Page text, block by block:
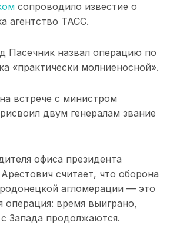
сопроводило известие о
агентство ТАСС.
Пасечник назвал операцию по
«практически молниеносной».
встрече с министром
двум генералам звание
офиса президента
считает, что оборона
агломерации — это
операция: время выиграно,
Запада продолжаются.